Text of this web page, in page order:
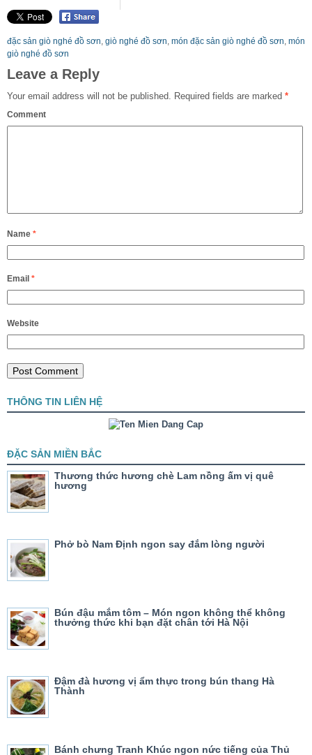
đặc sản giò nghé đồ sơn, giò nghé đồ sơn, món đặc sản giò nghé đồ sơn, món
giò nghé đồ sơn
Leave a Reply
Your email address will not be published. Required fields are marked *
Comment
Name *
Email *
Website
THÔNG TIN LIÊN HỆ
ĐẶC SẢN MIỀN BẮC
Thương thức hương chè Lam nồng ấm vị quê
hương
Phở bò Nam Định ngon say đắm lòng người
Bún đậu mắm tôm – Món ngon không thể không
thưởng thức khi bạn đặt chân tới Hà Nội
Đậm đà hương vị ẩm thực trong bún thang Hà
Thành
Bánh chưng Tranh Khúc ngon nức tiếng của Thủ